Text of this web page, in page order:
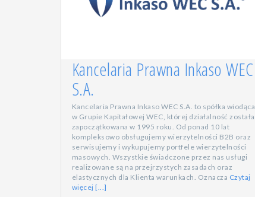
Kancelaria Prawna Inkaso WEC
S.A.
Kancelaria Prawna Inkaso WEC S.A. to spółka wiodąca
w Grupie Kapitałowej WEC, której działalność została
zapoczątkowana w 1995 roku. Od ponad 10 lat
kompleksowo obsługujemy wierzytelności B2B oraz
serwisujemy i wykupujemy portfele wierzytelności
masowych. Wszystkie świadczone przez nas usługi
realizowane są na przejrzystych zasadach oraz
elastycznych dla Klienta warunkach. Oznacza Czytaj
więcej [...]